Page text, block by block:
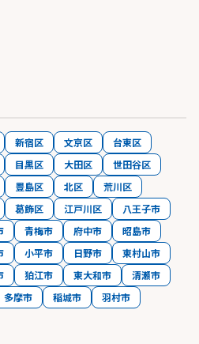
新宿区 文京区
台東区
目黒区 大田区
世田谷区
豊島区 北区
荒川区
葛飾区 江戸川区
八王子市
青梅市 府中市
昭島市
小平市 日野市
東村山市
狛江市 東大和市
清瀬市
多摩市 稲城市
羽村市